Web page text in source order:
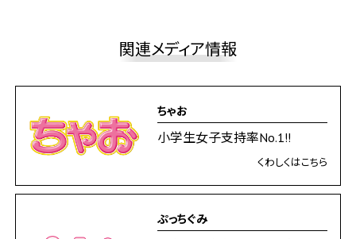
関連メディア情報
ちゃお
小学生女子支持率No.1!!
くわしくはこちら
ぷっちぐみ